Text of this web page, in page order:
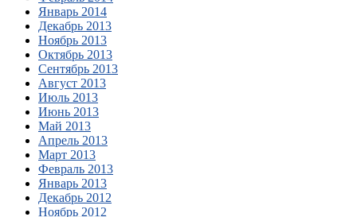
Январь 2014
Декабрь 2013
Ноябрь 2013
Октябрь 2013
Сентябрь 2013
Август 2013
Июль 2013
Июнь 2013
Май 2013
Апрель 2013
Март 2013
Февраль 2013
Январь 2013
Декабрь 2012
Ноябрь 2012